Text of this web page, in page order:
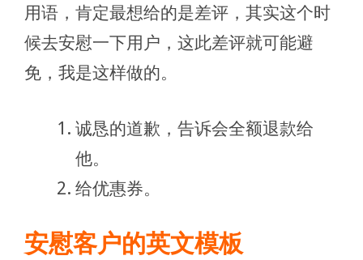
用语，肯定最想给的是差评，其实这个时
候去安慰一下用户，这此差评就可能避
免，我是这样做的。
诚恳的道歉，告诉会全额退款给
他。
给优惠券。
安慰客户的英文模板